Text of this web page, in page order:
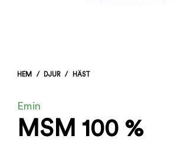
HEM / DJUR / HÄST
Emin
MSM 100 %